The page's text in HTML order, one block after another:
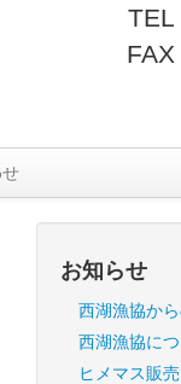
TEL
お知らせ
西湖漁協か
西湖漁協に
ヒメマス販売